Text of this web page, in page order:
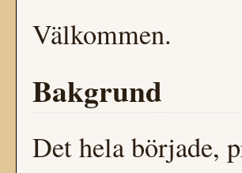
Välkommen.
Bakgrund
Det hela började,